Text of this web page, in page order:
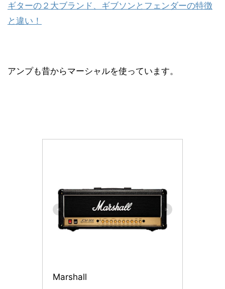
ギターの２大ブランド、ギブソンとフェンダーの特徴
と違い！
アンプも昔からマーシャルを使っています。
Marshall